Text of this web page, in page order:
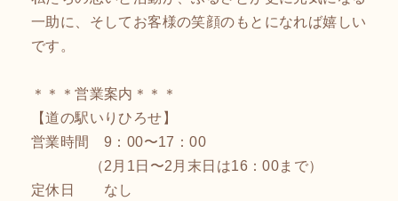
一助に、そしてお客様の笑顔のもとになれば嬉しい
です。
＊＊＊営業案内＊＊＊
【道の駅いりひろせ】
営業時間 9：00〜17：00
（2月1日〜2月末日は16：00まで）
定休日 なし